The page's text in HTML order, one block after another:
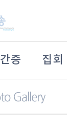
간증 집회